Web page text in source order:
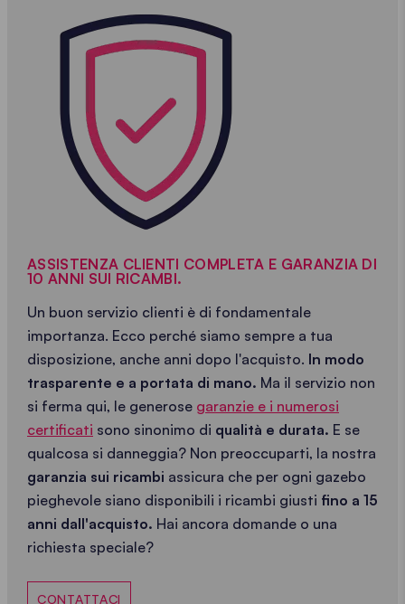
ASSISTENZA CLIENTI COMPLETA E GARANZIA DI
10 ANNI SUI RICAMBI.
Un buon servizio clienti è di fondamentale
importanza. Ecco perché siamo sempre a tua
disposizione, anche anni dopo l'acquisto. In modo
trasparente e a portata di mano. Ma il servizio non
si ferma qui, le generose garanzie e i numerosi
certificati sono sinonimo di qualità e durata. E se
qualcosa si danneggia? Non preoccuparti, la nostra
garanzia sui ricambi assicura che per ogni gazebo
pieghevole siano disponibili i ricambi giusti fino a 15
anni dall'acquisto. Hai ancora domande o una
richiesta speciale?
CONTATTACI